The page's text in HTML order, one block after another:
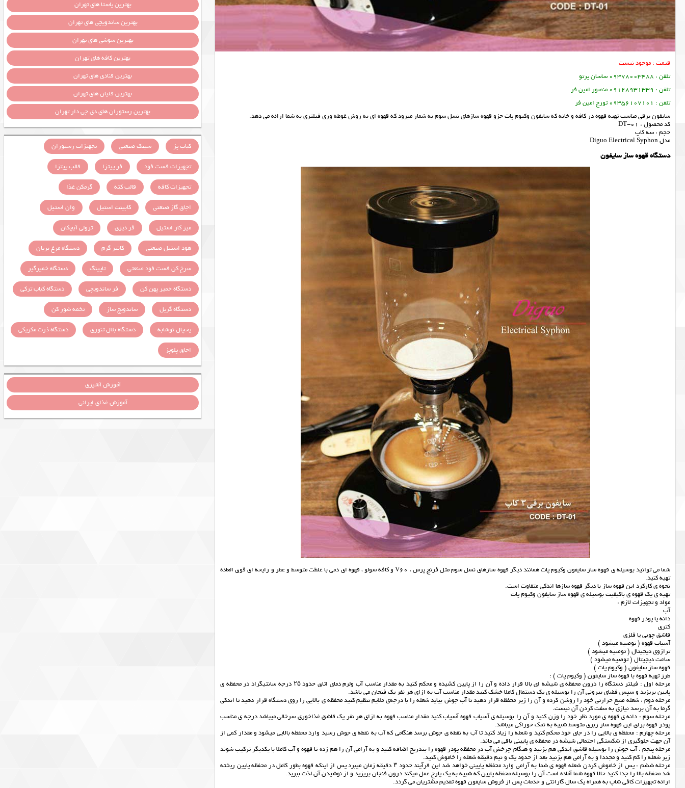
قیمت : موجود نیست
تلفن : 09378003488 ساسان پرتو
تلفن : 09128931339 منصور امین فر
تلفن : 09356107101 تورج امین فر
سایفون برقی مناسب تهیه قهوه در کافه و خانه که سایفون وکیوم پات جزو قهوه سازهای نسل سوم به شمار میرود که قهوه ای به روش غوطه وری فیلتری به شما ارائه می دهد.
کد محصول : DT-01
حجم : سه کاپ
مدل Diguo Electrical Syphon
دستگاه قهوه ساز سایفون
شما می توانید بوسیله ی قهوه ساز سایفون وکیوم پات همانند دیگر قهوه سازهای نسل سوم مثل فرنچ پرس ، V60 و کافه سولو ، قهوه ای دمی با غلظت متوسط و عطر و رایحه ا‌ی فوق العاده
تهیه کنید.
نحوه ی کارکرد این قهوه ساز با دیگر قهوه سازها اندکی متفاوت است.
تهیه ی یک قهوه ی باکیفیت بوسیله ی قهوه ساز سایفون وکیوم پات
مواد و تجهیزات لازم :
آب
دانه یا پودر قهوه
کتری
قاشق چوبی یا فلزی
آسیاب قهوه ( توصیه میشود )
ترازوی دیجیتال ( توصیه میشود )
ساعت دیجیتال ( توصیه میشود )
قهوه ساز سایفون ( وکیوم پات )
طرز تهیه قهوه با قهوه ساز سایفون ( وکیوم پات ) :
مرحله اول : فیلتر دستگاه را درون محفظه ی شیشه ای بالا قرار داده و آن را از پایین کشیده و محکم کنید به مقدار مناسب آب ولرم دمای اتاق حدود ۲۵ درجه سانتیگراد در محفظه ی
پایین بریزید و سپس فضای بیرونی آن را بوسیله ی یک دستمال کاملا خشک کنید مقدار مناسب آب به ازای هر نفر یک فنجان می باشد.
مرحله دوم : شعله منبع حرارتی خود را روشن کرده و آن را زیر محفظه قرار دهید تا آب جوش بیاید شعله را با درجه‌ی ملایم تنظیم کنید محفظه ی بالایی را روی دستگاه قرار دهید تا اندکی
گرما به آن برسد نیازی به سفت کردن آن نیست.
مرحله سوم : دانه ی قهوه ی مورد نظر خود را وزن کنید و آن را بوسیله ی آسیاب قهوه آسیاب کنید مقدار مناسب قهوه به ازای هر نفر یک قاشق غذاخوری سرخالی میباشد درجه ی مناسب
پودر قهوه برای این قهوه ساز زبری متوسط شبیه به نمک خوراکی میباشد.
مرحله چهارم : محفظه ی بالایی را در جای خود محکم کنید و شعله را زیاد کنید تا آب به نقطه ی جوش برسد هنگامی که آب به نقطه ی جوش رسید وارد محفظه بالایی میشود و مقدار کمی از
آن جهت جلوگیری از شکستگی احتمالی شیشه در محفظه ی پایینی باقی می ماند.
مرحله پنجم : آب جوش را بوسیله قاشق اندکی هم بزنید و هنگام چرخش آب در محفظه پودر قهوه را بتدریج اضافه کنید و به آرامی آن را هم زده تا قهوه و آب کاملا با یکدیگر ترکیب شوند
زیر شعله را کم کنید و مجددا و به آرامی هم بزنید بعد از حدود یک و نیم دقیقه شعله را خاموش کنید.
مرحله ششم : پس از خاموش کردن شعله قهوه ی شما به آرامی وارد محفظه پایینی خواهد شد این فرآیند حدود ۳ دقیقه زمان میبرد پس از اینکه قهوه‌ بطور کامل در محفظه پایین ریخته
شد محفظه بالا را جدا کنید حالا قهوه شما آماده است آن را بوسیله محفظه پایین که شبیه به یک پارچ عمل میکند درون فنجان بریزید و از نوشیدن آن لذت ببرید.
ارائهتجهیزات کافی شاپبه همراه یک سال گارانتی و خدمات پس از فروشسایفون قهوهتقدیم مشتریان می گردد.
بهترین پاستا های تهران
بهترین ساندویچی های تهران
بهترین سوشی های تهران
بهترین کافه های تهران
بهترین قنادی های تهران
بهترین قلیان های تهران
بهترین رستوران های دی جی دار تهران
کباب پز سینک صنعتی
تجهیزات رستوران
تجهیزات فست فود
فر پیتزا
قالب پیتزا
تجهیزات کافه
قالب کته
گرمکن غذا
اجاق گاز صنعتی
کابینت استیل
وان استیل
میز کار استیل
فر دیزی
ترولی آبچکان
هود استیل صنعتی
کانتر گرم
دستگاه مرغ بریان
سرخ کن فست فود صنعتی
تاپینگ
دستگاه خمیرگیر
دستگاه خمیر پهن کن
فر ساندویچی
دستگاه کباب ترکی
دستگاه گریل
ساندویچ ساز
تخمه شور کن
یخچال نوشابه
دستگاه بلال تنوری
دستگاه ذرت مکزیکی
اجاق پلوپز
آموزش آشپزی
آموزش غذای ایرانی